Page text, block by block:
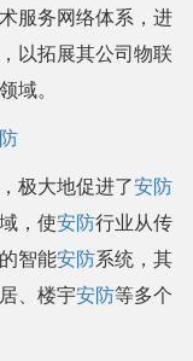
服务网络体系，进
以拓展其公司物联
域。
极大地促进了安防
，使安防行业从传
智能安防系统，其
、楼宇安防等多个